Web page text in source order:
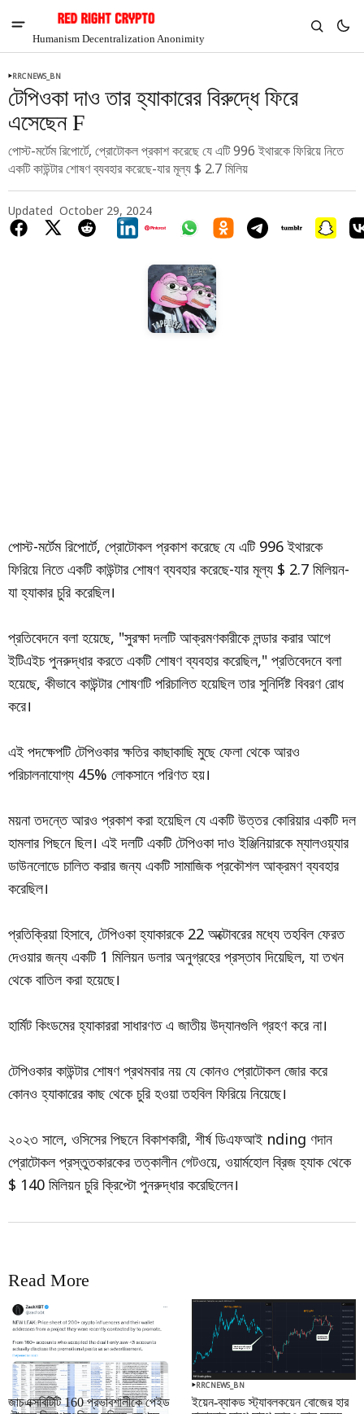
Humanism Decentralization Anonimity
RRCNEWS_BN
টেপিওকা দাও তার হ্যাকারের বিরুদ্ধে ফিরে
এসেছেন F
পোস্ট-মর্টেম রিপোর্টে, প্রোটোকল প্রকাশ করেছে যে এটি 996 ইথারকে ফিরিয়ে নিতে
একটি কাউন্টার শোষণ ব্যবহার করেছে-যার মূল্য $ 2.7 মিলিয়
Updated October 29, 2024
পোস্ট-মর্টেম রিপোর্টে, প্রোটোকল প্রকাশ করেছে যে এটি 996 ইথারকে
ফিরিয়ে নিতে একটি কাউন্টার শোষণ ব্যবহার করেছে-যার মূল্য $ 2.7 মিলিয়ন-
যা হ্যাকার চুরি করেছিল।
প্রতিবেদনে বলা হয়েছে, "সুরক্ষা দলটি আক্রমণকারীকে লন্ডার করার আগে
ইটিএইচ পুনরুদ্ধার করতে একটি শোষণ ব্যবহার করেছিল," প্রতিবেদনে বলা
হয়েছে, কীভাবে কাউন্টার শোষণটি পরিচালিত হয়েছিল তার সুনির্দিষ্ট বিবরণ রোধ
করে।
এই পদক্ষেপটি টেপিওকার ক্ষতির কাছাকাছি মুছে ফেলা থেকে আরও
পরিচালনাযোগ্য 45% লোকসানে পরিণত হয়।
ময়না তদন্তে আরও প্রকাশ করা হয়েছিল যে একটি উত্তর কোরিয়ার একটি দল
হামলার পিছনে ছিল। এই দলটি একটি টেপিওকা দাও ইঞ্জিনিয়ারকে ম্যালওয়্যার
ডাউনলোডে চালিত করার জন্য একটি সামাজিক প্রকৌশল আক্রমণ ব্যবহার
করেছিল।
প্রতিক্রিয়া হিসাবে, টেপিওকা হ্যাকারকে 22 অক্টোবরের মধ্যে তহবিল ফেরত
দেওয়ার জন্য একটি 1 মিলিয়ন ডলার অনুগ্রহের প্রস্তাব দিয়েছিল, যা তখন
থেকে বাতিল করা হয়েছে।
হার্মিট কিংডমের হ্যাকাররা সাধারণত এ জাতীয় উদ্যানগুলি গ্রহণ করে না।
টেপিওকার কাউন্টার শোষণ প্রথমবার নয় যে কোনও প্রোটোকল জোর করে
কোনও হ্যাকারের কাছ থেকে চুরি হওয়া তহবিল ফিরিয়ে নিয়েছে।
২০২৩ সালে, ওসিসের পিছনে বিকাশকারী, শীর্ষ ডিএফআই nding ণদান
প্রোটোকল প্রস্তুতকারকের তত্কালীন গেটওয়ে, ওয়ার্মহোল ব্রিজ হ্যাক থেকে
$ 140 মিলিয়ন চুরি ক্রিপ্টো পুনরুদ্ধার করেছিলেন।
Read More
RRCNEWS_BN
জাচএক্সবিটিটি 160 প্রভাবশালীকে পেইড
RRCNEWS_BN
ইয়েন-ব্যাকড স্ট্যাবলকয়েন বোজের হার